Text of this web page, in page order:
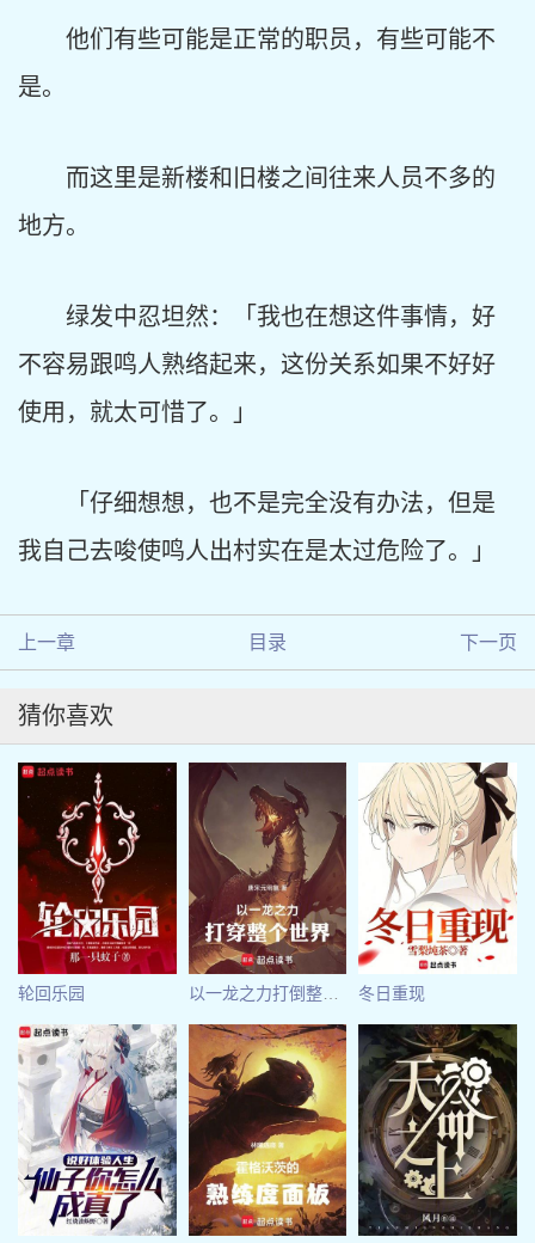
他们有些可能是正常的职员，有些可能不
是。
而这里是新楼和旧楼之间往来人员不多的
地方。
绿发中忍坦然：「我也在想这件事情，好
不容易跟鸣人熟络起来，这份关系如果不好好
使用，就太可惜了。」
「仔细想想，也不是完全没有办法，但是
我自己去唆使鸣人出村实在是太过危险了。」
上一章 目录 下一页
猜你喜欢
轮回乐园 以一龙之力打倒整个世界！ 冬日重现